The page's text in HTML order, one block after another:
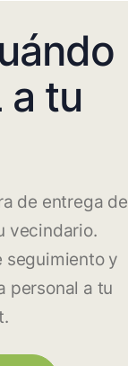
a tu
de entrega de
vecindario.
seguimiento y
personal a tu